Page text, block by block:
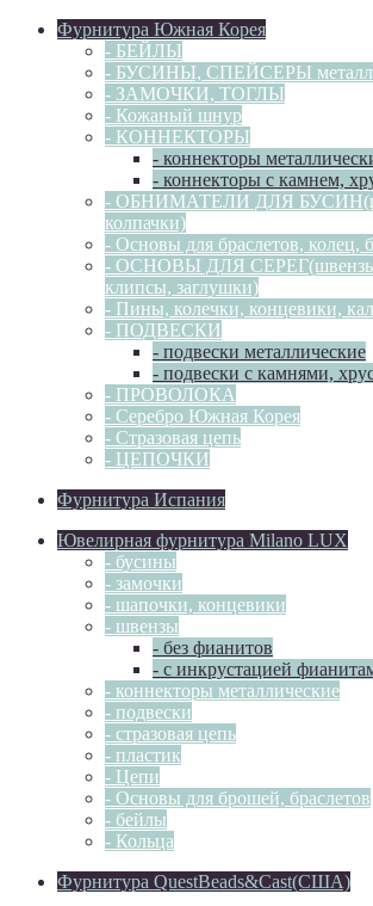
Фурнитура Южная Корея
- БЕЙЛЫ
- БУСИНЫ, СПЕЙСЕРЫ
- ЗАМОЧКИ, ТОГЛЫ
- Кожаный шнур
- КОННЕКТОРЫ
- коннекторы
- коннекторы с камнем,
- ОБНИМАТЕЛИ ДЛЯ
колпачки)
- Основы для браслетов, колец,
- ОСНОВЫ ДЛЯ СЕРЕГ(швензы,
клипсы, заглушки)
- Пины, колечки, концевики,
- ПОДВЕСКИ
- подвески металлические
- подвески с камнями,
- ПРОВОЛОКА
- Серебро Южная Корея
- Стразовая цепь
- ЦЕПОЧКИ
Фурнитура Испания
Ювелирная фурнитура Milano LUX
- бусины
- замочки
- шапочки, концевики
- швензы
- без фианитов
- с инкрустацией
- коннекторы металлические
- подвески
- стразовая цепь
- пластик
- Цепи
- Основы для брошей, браслетов
- бейлы
- Кольца
Фурнитура QuestBeads&Cast(США)